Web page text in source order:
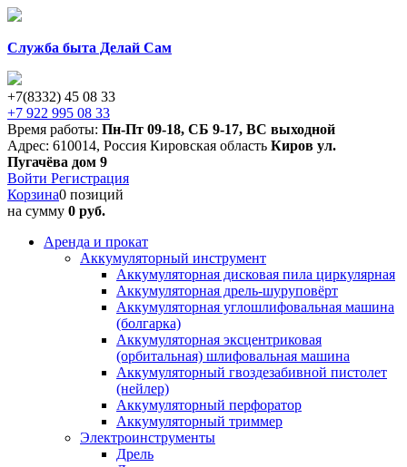
Служба быта Делай Сам
+7(8332) 45 08 33
+7 922 995 08 33
Время работы: Пн-Пт 09-18, СБ 9-17, ВС выходной
Адрес: 610014, Россия Кировская область Киров ул.
Пугачёва дом 9
Войти Регистрация
Корзина0 позиций
на сумму 0 руб.
Аренда и прокат
Аккумуляторный инструмент
Аккумуляторная дисковая пила циркулярная
Аккумуляторная дрель-шуруповёрт
Аккумуляторная углошлифовальная машина
(болгарка)
Аккумуляторная эксцентриковая
(орбитальная) шлифовальная машина
Аккумуляторный гвоздезабивной пистолет
(нейлер)
Аккумуляторный перфоратор
Аккумуляторный триммер
Электроинструменты
Дрель